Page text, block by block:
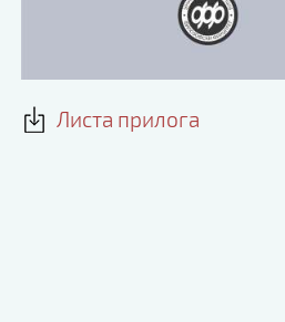
Листа прилога